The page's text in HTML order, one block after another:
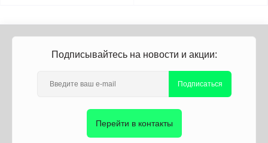
Подписывайтесь на новости и акции:
Подписаться
Перейти в контакты